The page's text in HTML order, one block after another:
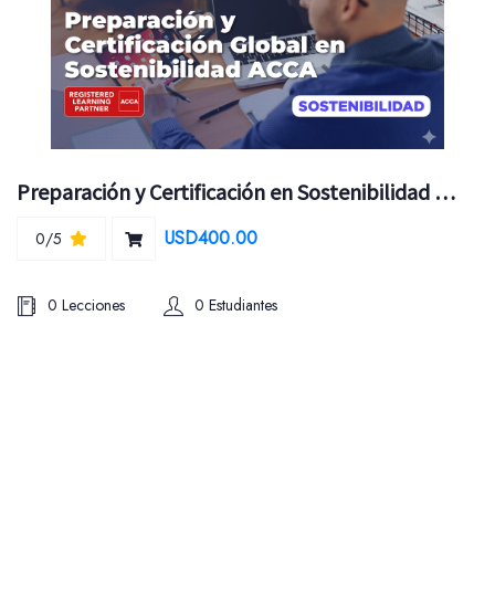
Preparación y Certificación en Sostenibilidad ACCA
0/5 USD400.00
0 Lecciones 0 Estudiantes